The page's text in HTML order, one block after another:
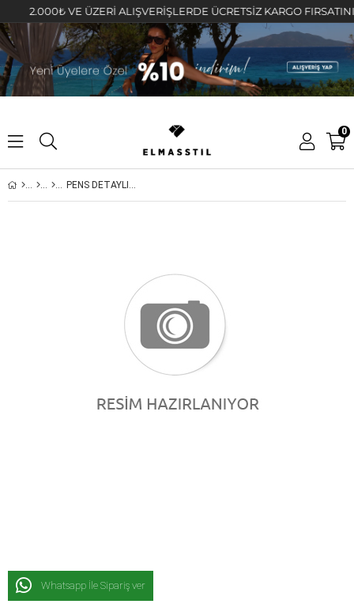
2.000₺ VE ÜZERİ ALIŞVERİŞLERDE ÜCRETSİZ KARGO FIRSATINI
0
PENS DETAYLI KREP PANTOLON/015
Whatsapp İle Sipariş ver